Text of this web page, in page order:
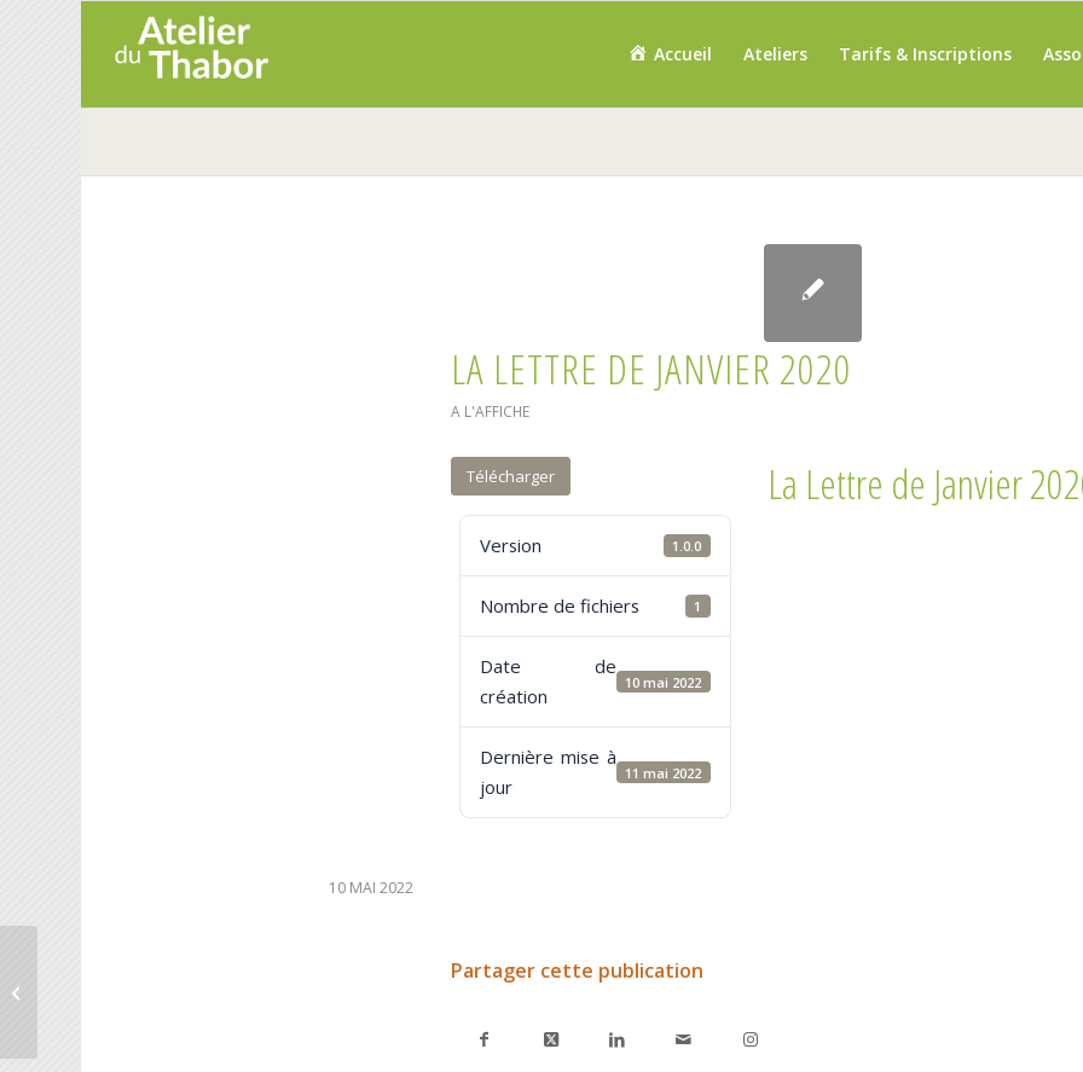
Accueil Ateliers Tarifs & Inscriptions
LA LETTRE DE JANVIER 2020
A L'AFFICHE
Télécharger
Version 1.0.0
Nombre de fichiers 1
Date de
création
10 mai 2022
Dernière mise à
jour
11 mai 2022
La Lettre de Janvier
10 MAI 2022
Partager cette publication